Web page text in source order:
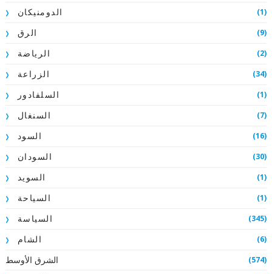
الدومنيكان (1)
الرق (9)
الرياضة (2)
الزراعة (34)
السلفادور (1)
السنغال (7)
السود (16)
السودان (30)
السويد (1)
السياحة (1)
السياسة (345)
الشام (6)
الشرق الأوسط
(574)